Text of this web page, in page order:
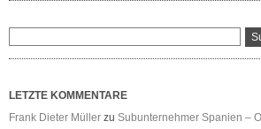
LETZTE KOMMENTARE
Frank Dieter Müller zu Subunternehmer Spanien –